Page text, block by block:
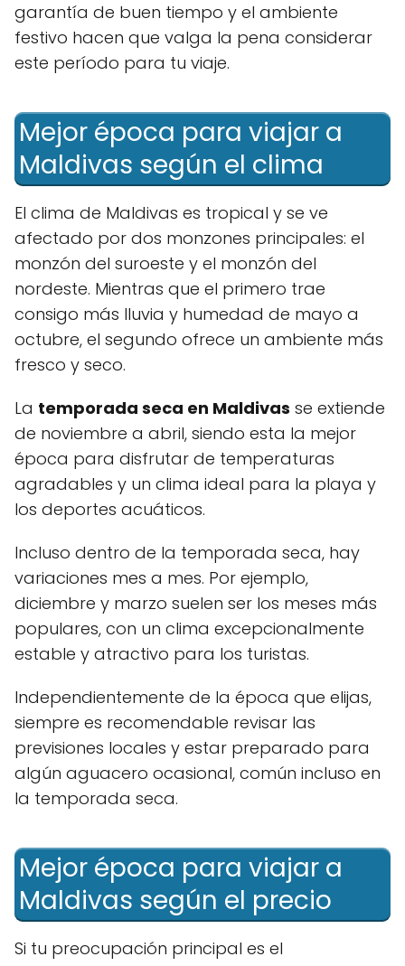
garantía de buen tiempo y el ambiente
festivo hacen que valga la pena considerar
este período para tu viaje.
Mejor época para viajar a
Maldivas según el clima
El clima de Maldivas es tropical y se ve
afectado por dos monzones principales: el
monzón del suroeste y el monzón del
nordeste. Mientras que el primero trae
consigo más lluvia y humedad de mayo a
octubre, el segundo ofrece un ambiente más
fresco y seco.
La temporada seca en Maldivas se extiende
de noviembre a abril, siendo esta la mejor
época para disfrutar de temperaturas
agradables y un clima ideal para la playa y
los deportes acuáticos.
Incluso dentro de la temporada seca, hay
variaciones mes a mes. Por ejemplo,
diciembre y marzo suelen ser los meses más
populares, con un clima excepcionalmente
estable y atractivo para los turistas.
Independientemente de la época que elijas,
siempre es recomendable revisar las
previsiones locales y estar preparado para
algún aguacero ocasional, común incluso en
la temporada seca.
Mejor época para viajar a
Maldivas según el precio
Si tu preocupación principal es el